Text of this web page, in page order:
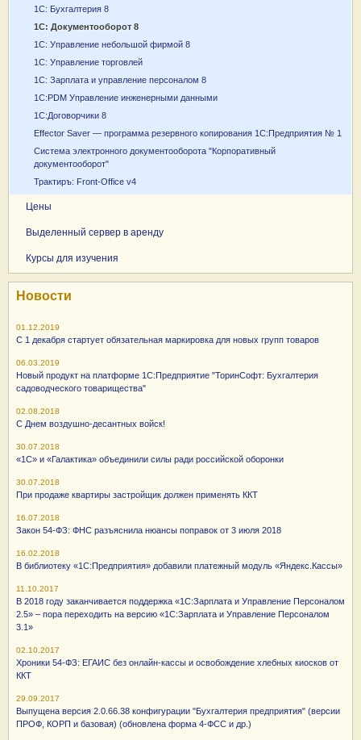
1С: Бухгалтерия 8
1С: Документооборот 8
1С: Управление небольшой фирмой 8
1С: Управление торговлей
1С: Зарплата и управление персоналом 8
1С:PDM Управление инженерными данными
1С:Договорчики 8
Effector Saver — программа резервного копирования 1С:Предприятия № 1
Система электронного документооборота "Корпоративный
документооборот"
Трактиръ: Front-Office v4
Цены
Выделенный сервер в аренду
Курсы для изучения
Новости
01.12.2019
С 1 декабря стартует обязательная маркировка для новых групп товаров
06.03.2019
Новый продукт на платформе 1С:Предприятие "ТоринСофт: Бухгалтерия
садоводческого товарищества"
02.08.2018
С Днем воздушно-десантных войск!
30.07.2018
«1С» и «Галактика» объединили силы ради российской оборонки
30.07.2018
При продаже квартиры застройщик должен применять ККТ
16.07.2018
Закон 54-ФЗ: ФНС разъяснила нюансы поправок от 3 июля 2018
16.02.2018
В библиотеку «1С:Предприятия» добавили платежный модуль «Яндекс.Кассы»
11.10.2017
В 2018 году заканчивается поддержка «1С:Зарплата и Управление Персоналом
2.5» – пора переходить на версию «1С:Зарплата и Управление Персоналом
3.1»
02.10.2017
Хроники 54-ФЗ: ЕГАИС без онлайн-кассы и освобождение хлебных киосков от
ККТ
29.09.2017
Выпущена версия 2.0.66.38 конфигурации "Бухгалтерия предприятия" (версии
ПРОФ, КОРП и базовая) (обновлена форма 4-ФСС и др.)